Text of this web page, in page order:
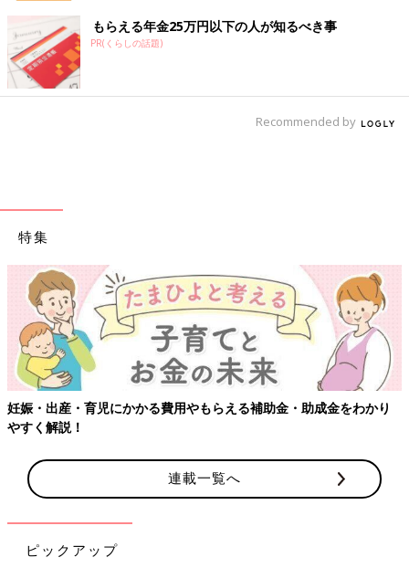
もらえる年金25万円以下の人が知るべき事
PR(くらしの話題)
Recommended by
特集
かり
【ワクチン接種できるものも】妊婦の感染症対策、知ってお
連載一覧へ
ピックアップ